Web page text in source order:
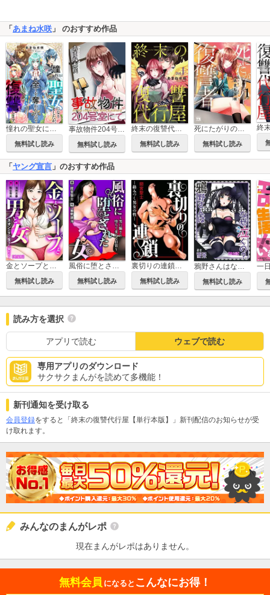
「 あまね水咲 」 のおすすめ作品
無料試し読み
事故物件204号室にて
無料試し読み 無料試し読み 無料試し読み
「 ヤング宣言 」のおすすめ作品
無料試し読み 無料試し読み 無料試し読み 無料試し読み
読み方を選択
アプリで読む ウェブで読む
専用アプリのダウンロード
サクサクまんがを読めて多機能！
新刊通知を受け取る
会員登録をすると「終末の復讐代行屋【単行本版】」新刊配信のお知らせが受
け取れます。
みんなのまんがレポ
現在まんがレポはありません。
無料会員 になると こんなにお得！